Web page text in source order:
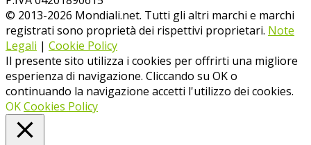
© 2013-2026 Mondiali.net. Tutti gli altri marchi e marchi
registrati sono proprietà dei rispettivi proprietari. Note
Legali | Cookie Policy
Il presente sito utilizza i cookies per offrirti una migliore
esperienza di navigazione. Cliccando su OK o
continuando la navigazione accetti l'utilizzo dei cookies.
OKCookies Policy